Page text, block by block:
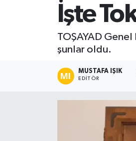
İşte
TOŞAYAD
şunlar oldu.
MUSTAFA IŞIK
EDITÖR
Gündem
Politika
Tokat Namaz Vakitleri
Trafik Durumu
Süper Lig Puan Durumu ve
Tüm Manşetler
Son Dakika Haberleri